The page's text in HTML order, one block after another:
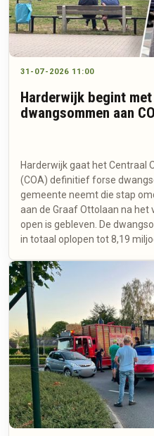
31-07-2026 11:00
Harderwijk begint
dwangsommen aan
Harderwijk gaat het Centraal
(COA) definitief forse
gemeente neemt die stap
aan de Graaf Ottolaan na het
open is gebleven. De
in totaal oplopen tot 8,19